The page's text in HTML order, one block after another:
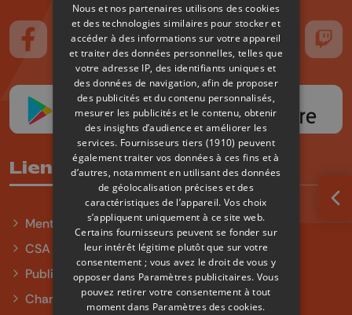
Suivez-nous sur FaceBook
Suivez-nous sur Instagram
Suivez-nous sur TikTokSuivez-nous sur YouTube
Suivez-nous
Liens utiles
Mentions légales
CSA
Publicité
Charte sur l'égalité et la diversité
Nous et nos partenaires utilisons des cookies
et des technologies similaires pour stocker et
accéder à des informations sur votre appareil
et traiter des données personnelles, telles que
votre adresse IP, des identifiants uniques et
des données de navigation, afin de proposer
des publicités et du contenu personnalisés,
mesurer les publicités et le contenu, obtenir
des insights d’audience et améliorer les
services. Fournisseurs tiers (1910) peuvent
également traiter vos données à ces fins et à
d’autres, notamment en utilisant des données
de géolocalisation précises et des
caractéristiques de l’appareil. Vos choix
s’appliquent uniquement à ce site web.
Certains fournisseurs peuvent se fonder sur
leur intérêt légitime plutôt que sur votre
consentement ; vous avez le droit de vous y
opposer dans Paramètres publicitaires. Vous
pouvez retirer votre consentement à tout
moment dans Paramètres des cookies.